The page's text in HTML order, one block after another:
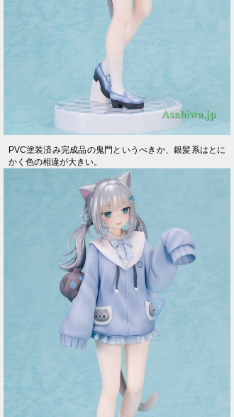
PVC塗装済み完成品の鬼門というべきか、銀髪系はとに
かく色の相違が大きい。